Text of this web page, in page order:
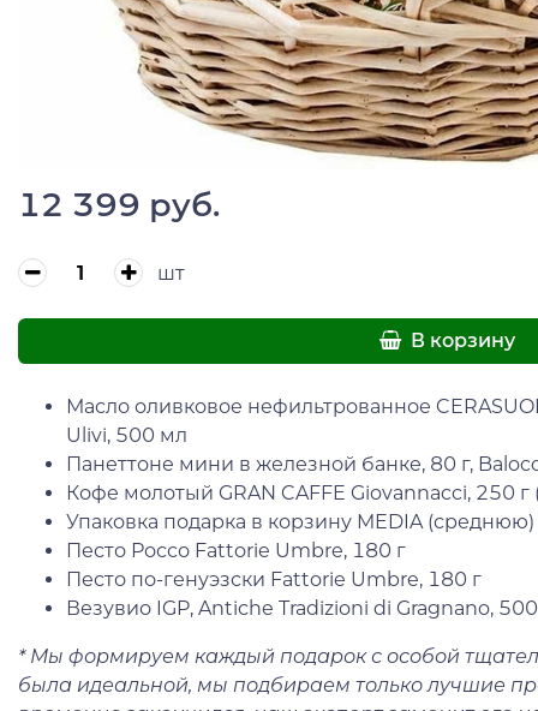
12 399 руб.
шт
В корзину
Масло оливковое нефильтрованное
Ulivi, 500 мл
Панеттоне мини в железной банке, 80 г,
Кофе молотый GRAN CAFFE Giovannacci, 250 г
Упаковка подарка в корзину MEDIA (среднюю)
Песто Россо Fattorie Umbre, 180 г
Песто по-генуэзски Fattorie Umbre, 180 г
Везувио IGP, Antiсhe Tradizioni di Gragnano,
* Мы формируем каждый подарок с особой
была идеальной, мы подбираем только лучшие